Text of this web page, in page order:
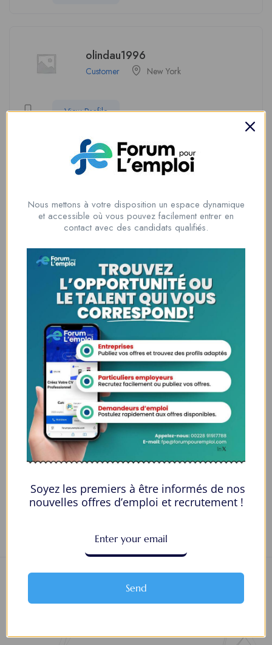
olindau1996
Customer New York
View Profile
Soyez le premier à donner votre avis sur
Vous devez êtreconnectépour poster un avis.
Informations du candidat
Temps d'expérience
25-30
Qualification Diplôme d'associé
Langues Japonais
E-mail gitanaxpanchox@gmail.com
Numéro de téléphone 2446114167
Nous mettons à votre disposition un espace dynamique
et accessible où vous pouvez facilement entrer en
contact avec des candidats qualifiés.
Soyez les premiers à être informés de nos
nouvelles offres d’emploi et recrutement !
Send